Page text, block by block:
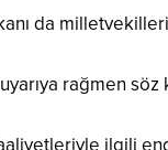
da
rağmen
ilgili